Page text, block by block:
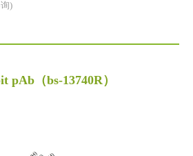
)
pAb （bs-13740R）